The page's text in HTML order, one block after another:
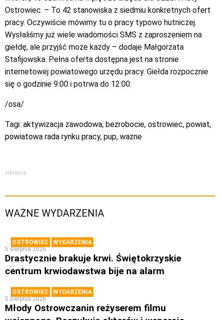
Ostrowiec. – To 42 stanowiska z siedmiu konkretnych ofert
pracy. Oczywiście mówimy tu o pracy typowo hutniczej.
Wysłaliśmy już wiele wiadomości SMS z zaproszeniem na
giełdę, ale przyjść może każdy – dodaje Małgorzata
Stafijowska. Pełna oferta dostępna jest na stronie
internetowej powiatowego urzędu pracy. Giełda rozpocznie
się o godzinie 9:00 i potrwa do 12:00.
/osa/
Tagi: aktywizacja zawodowa, bezrobocie, ostrowiec, powiat,
powiatowa rada rynku pracy, pup, wazne
reklama
WAŻNE WYDARZENIA
OSTROWIEC
WYDARZENIA
5 sierpnia 2026
Drastycznie brakuje krwi. Świętokrzyskie
centrum krwiodawstwa bije na alarm
OSTROWIEC
WYDARZENIA
5 sierpnia 2026
Młody Ostrowczanin reżyserem filmu